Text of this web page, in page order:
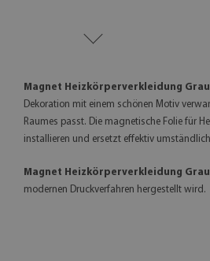
Magnet Heizkörperverkleidung
Dekoration mit einem schönen Motiv
Raumes passt. Die magnetische Folie für
installieren und ersetzt effektiv
Magnet Heizkörperverkleidung
modernen Druckverfahren hergestellt wird.